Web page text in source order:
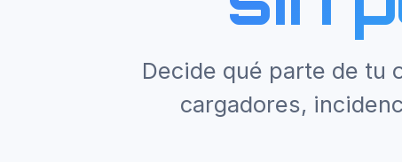
Decide qué parte de tu
cargadores,